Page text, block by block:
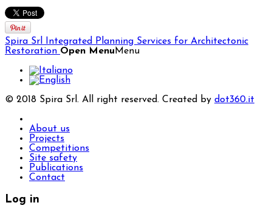
Spira Srl Integrated Planning Services for Architectonic
Restoration Open MenuMenu
© 2018 Spira Srl. All right reserved. Created by dot360.it
About us
Projects
Competitions
Site safety
Publications
Contact
Log in